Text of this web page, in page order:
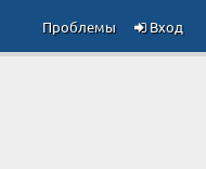
Вход
Проблемы